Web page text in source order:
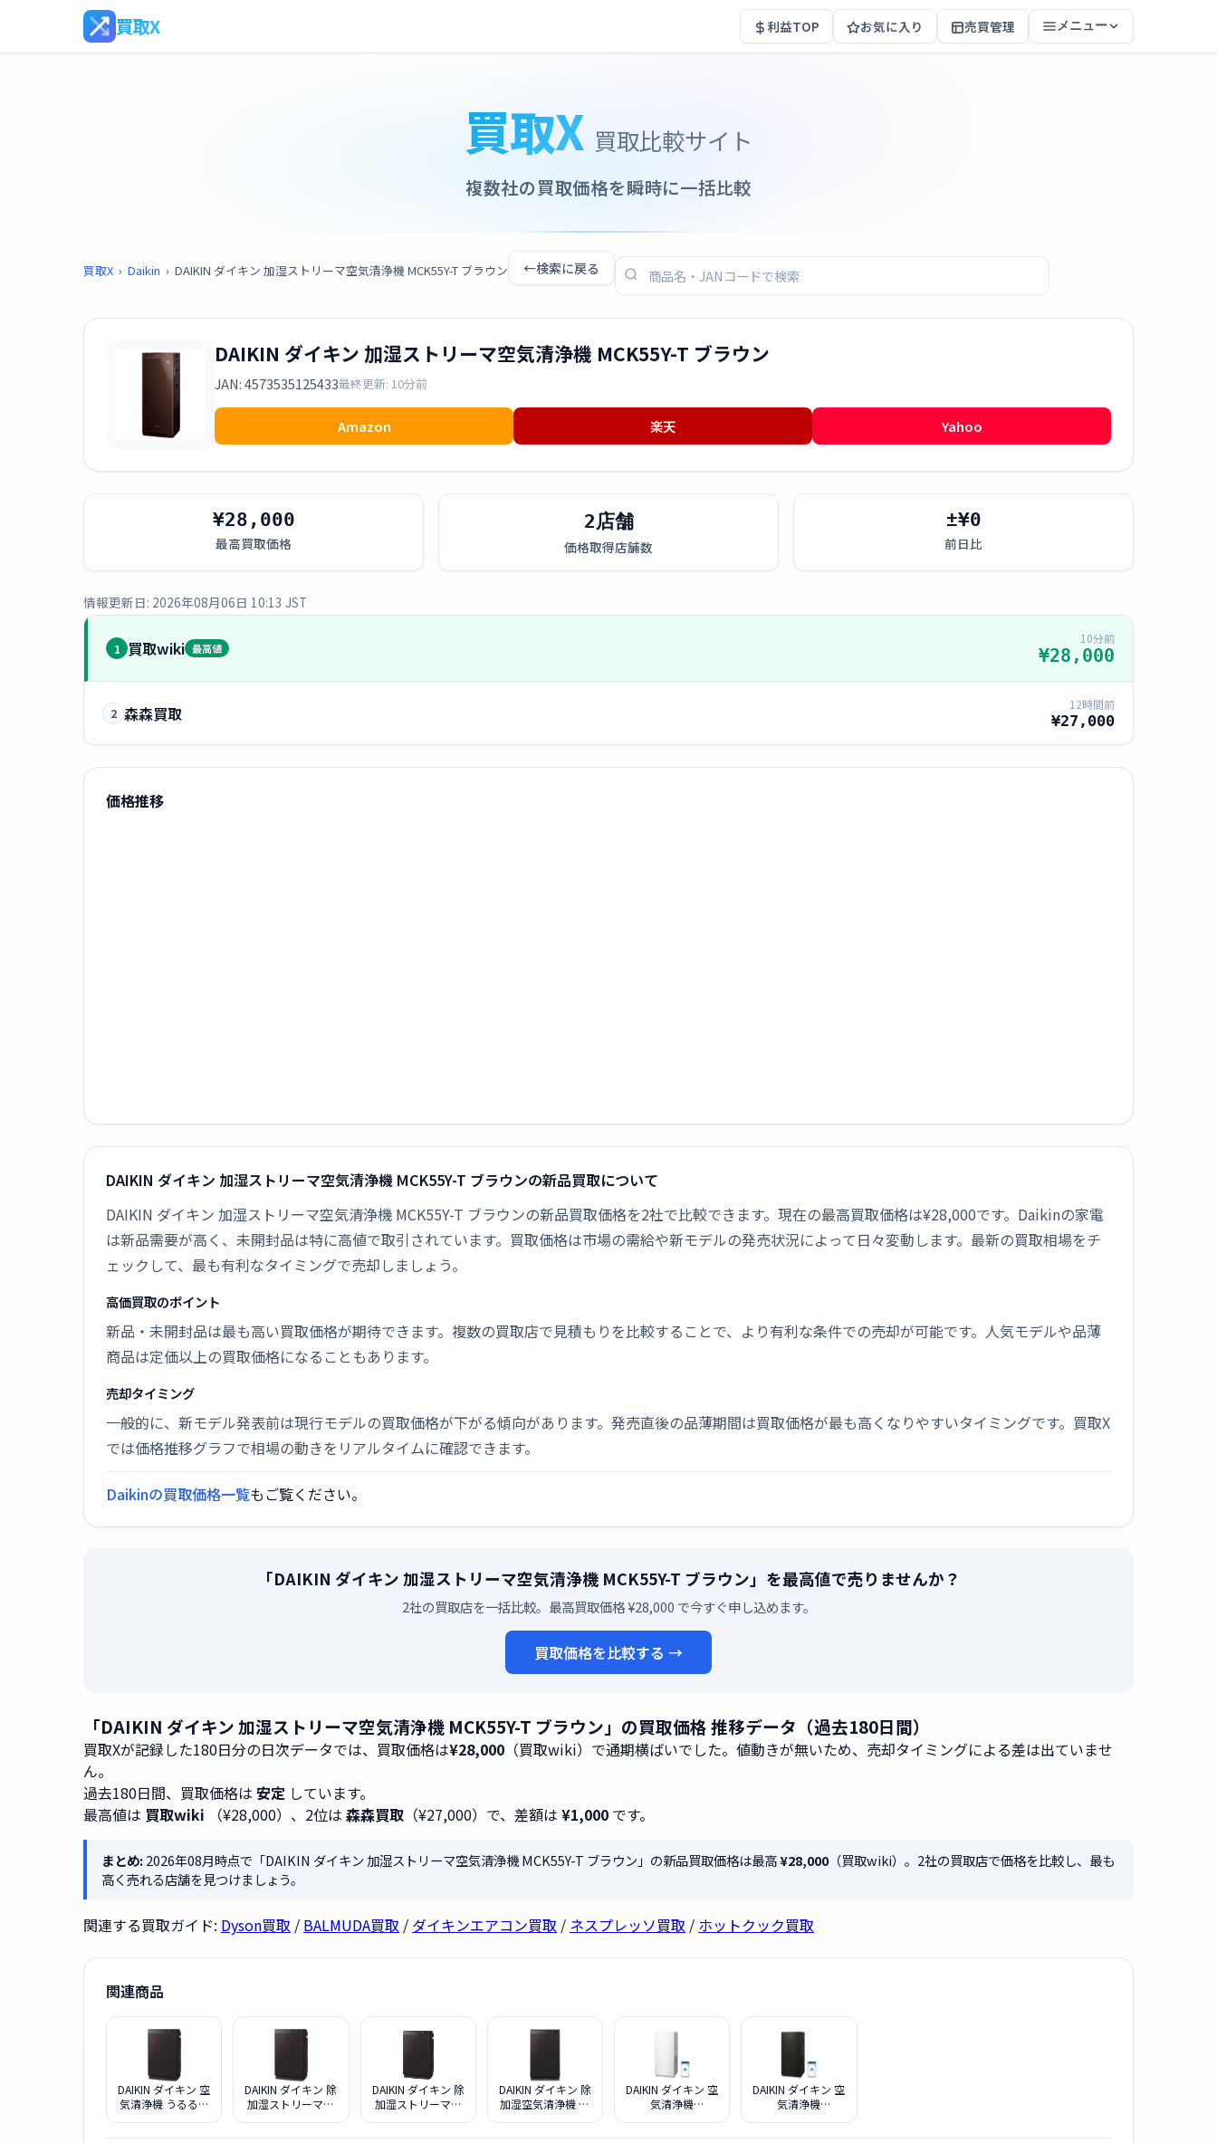
買取X 利益TOP お気に入り 売買管理 メニュー
買取X 買取比較サイト
複数社の買取価格を瞬時に一括比較
買取X › Daikin › DAIKIN ダイキン 加湿ストリーマ空気清浄機 MCK55Y-T ブラウン ←検索に戻る
DAIKIN ダイキン 加湿ストリーマ空気清浄機 MCK55Y-T ブラウン
JAN: 4573535125433最終更新: 10分前
Amazon 楽天 Yahoo
¥28,000
最高買取価格
2店舗
価格取得店舗数
±¥0
前日比
情報更新日: 2026年08月06日 10:13 JST
1 買取wiki 最高値
10分前
¥28,000
2 森森買取 12時間前
¥27,000
価格推移
DAIKIN ダイキン 加湿ストリーマ空気清浄機 MCK55Y-T ブラウンの新品買取について
DAIKIN ダイキン 加湿ストリーマ空気清浄機 MCK55Y-T ブラウンの新品買取価格を2社で比較できます。現在の最高買取価格は¥28,000です。Daikinの家電
は新品需要が高く、未開封品は特に高値で取引されています。買取価格は市場の需給や新モデルの発売状況によって日々変動します。最新の買取相場をチ
ェックして、最も有利なタイミングで売却しましょう。
高価買取のポイント
新品・未開封品は最も高い買取価格が期待できます。複数の買取店で見積もりを比較することで、より有利な条件での売却が可能です。人気モデルや品薄
商品は定価以上の買取価格になることもあります。
売却タイミング
一般的に、新モデル発表前は現行モデルの買取価格が下がる傾向があります。発売直後の品薄期間は買取価格が最も高くなりやすいタイミングです。買取X
では価格推移グラフで相場の動きをリアルタイムに確認できます。
Daikinの買取価格一覧もご覧ください。
「DAIKIN ダイキン 加湿ストリーマ空気清浄機 MCK55Y-T ブラウン」を最高値で売りませんか？
2社の買取店を一括比較。最高買取価格 ¥28,000 で今すぐ申し込めます。
買取価格を比較する →
「DAIKIN ダイキン 加湿ストリーマ空気清浄機 MCK55Y-T ブラウン」の買取価格 推移データ（過去180日間）
買取Xが記録した180日分の日次データでは、買取価格は¥28,000 （買取wiki）で通期横ばいでした。値動きが無いため、売却タイミングによる差は出ていませ
ん。
過去180日間、買取価格は 安定 しています。
最高値は 買取wiki （¥28,000）、2位は 森森買取 （¥27,000）で、差額は ¥1,000 です。
まとめ:2026年08月時点で「DAIKIN ダイキン 加湿ストリーマ空気清浄機 MCK55Y-T ブラウン」の新品買取価格は最高¥28,000（買取wiki）。2社の買取店で価格を比較し、最も
高く売れる店舗を見つけましょう。
関連する買取ガイド: Dyson買取 / BALMUDA買取 / ダイキンエアコン買取 / ネスプレッソ買取 / ホットクック買取
関連商品
DAIKIN ダイキン 空
気清浄機 うるると
DAIKIN ダイキン 除
加湿ストリーマ空
DAIKIN ダイキン 除
加湿ストリーマ空
DAIKIN ダイキン 除
加湿空気清浄機 う
DAIKIN ダイキン 空
気清浄機
DAIKIN ダイキン 空
気清浄機